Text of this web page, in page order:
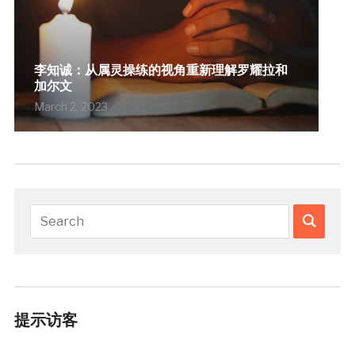
李知诚：从属灵操练的视角重新理解罗耀拉和
加尔文
March 2, 2023
提示访客